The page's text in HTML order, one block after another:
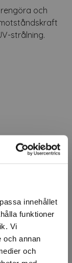
innehållet
funktioner
Vi
och annan
och
och
strålning.
lösning
och
är idealisk